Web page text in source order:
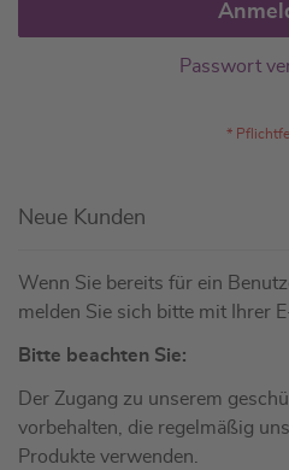
Passwort
Neue Kunden
Wenn Sie bereits für ein
melden Sie sich bitte mit Ihrer
Bitte beachten Sie:
Der Zugang zu unserem
vorbehalten, die regelmäßig
Produkte verwenden.